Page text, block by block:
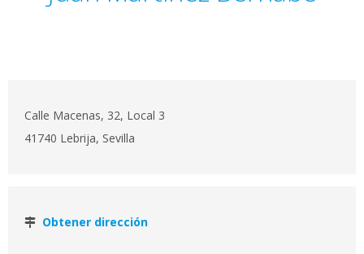
Calle Macenas, 32, Local 3
41740 Lebrija, Sevilla
Obtener dirección